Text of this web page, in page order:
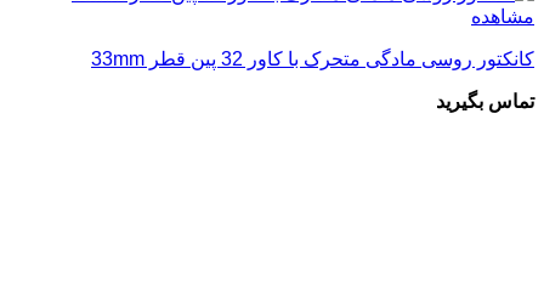
مشاهده
کانکتور روسی مادگی متحرک با کاور 32 پین قطر 33mm
تماس بگیرید